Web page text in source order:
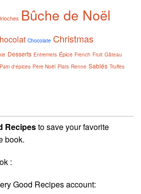
Bûche de Noël
Chocolate Christmas
Desserts Entremets Épice French Fruit Gâteau
Pain d'épices Père Noël Plats Renne Sablés Truffes
Recipesto save your favorite
book.
:
Good Recipes account: